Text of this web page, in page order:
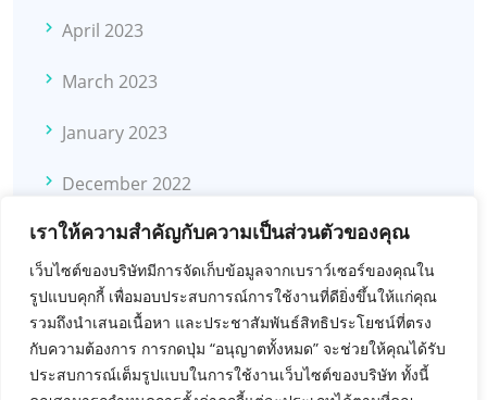
เราให้ความสำคัญกับความเป็นส่วนตัวของคุณ
เว็บไซต์ของบริษัทมีการจัดเก็บข้อมูลจากเบราว์เซอร์ของคุณใน
รูปแบบคุกกี้ เพื่อมอบประสบการณ์การใช้งานที่ดียิ่งขึ้นให้แก่คุณ
รวมถึงนำเสนอเนื้อหา และประชาสัมพันธ์สิทธิประโยชน์ที่ตรง
กับความต้องการ การกดปุ่ม “อนุญาตทั้งหมด” จะช่วยให้คุณได้รับ
ประสบการณ์เต็มรูปแบบในการใช้งานเว็บไซต์ของบริษัท ทั้งนี้
April 2023
March 2023
January 2023
December 2022
November 2022
October 2022
November 2021
February 2021